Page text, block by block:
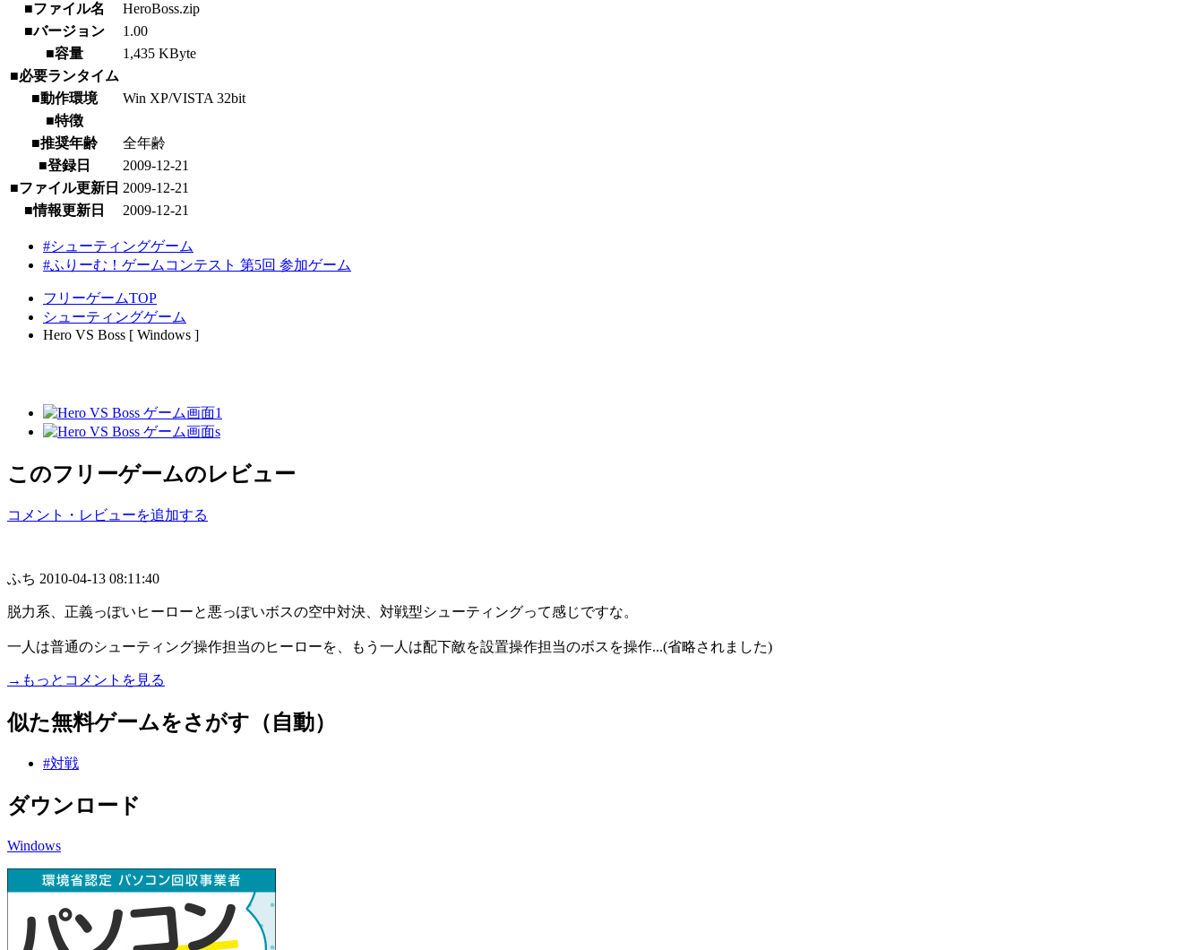
■ファイル名
HeroBoss.zip
■バージョン
1.00
■容量
1,435 KByte
■必要ランタイム
■動作環境
Win XP/VISTA 32bit
■特徴
■推奨年齢
全年齢
■登録日
2009-12-21
■ファイル更新日 2009-12-21
■情報更新日
2009-12-21
#シューティングゲーム
#ふりーむ！ゲームコンテスト 第5回 参加ゲーム
フリーゲームTOP
シューティングゲーム
Hero VS Boss [ Windows ]
このフリーゲームのレビュー
コメント・レビューを追加する
ふち 2010-04-13 08:11:40
脱力系、正義っぽいヒーローと悪っぽいボスの空中対決、対戦型シューティングって感じですな。
一人は普通のシューティング操作担当のヒーローを、もう一人は配下敵を設置操作担当のボスを操作...(省略されました)
→もっとコメントを見る
似た無料ゲームをさがす（自動）
#対戦
ダウンロード
Windows